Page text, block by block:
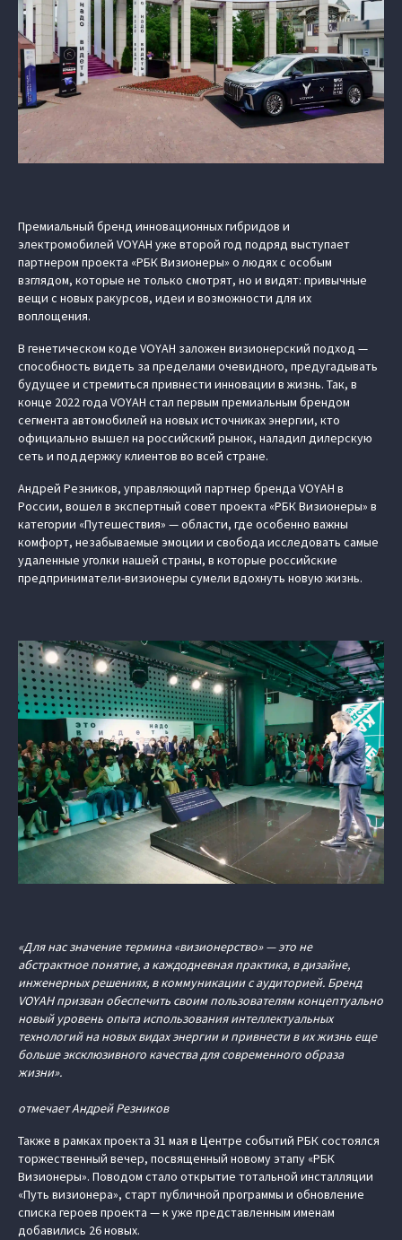
Премиальный бренд инновационных гибридов и
электромобилей VOYAH уже второй год подряд выступает
партнером проекта «РБК Визионеры» о людях с особым
взглядом, которые не только смотрят, но и видят: привычные
вещи с новых ракурсов, идеи и возможности для их
воплощения.
В генетическом коде VOYAH заложен визионерский подход —
способность видеть за пределами очевидного, предугадывать
будущее и стремиться привнести инновации в жизнь. Так, в
конце 2022 года VOYAH стал первым премиальным брендом
сегмента автомобилей на новых источниках энергии, кто
официально вышел на российский рынок, наладил дилерскую
сеть и поддержку клиентов во всей стране.
Андрей Резников, управляющий партнер бренда VOYAH в
России, вошел в экспертный совет проекта «РБК Визионеры» в
категории «Путешествия» — области, где особенно важны
комфорт, незабываемые эмоции и свобода исследовать самые
удаленные уголки нашей страны, в которые российские
предприниматели-визионеры сумели вдохнуть новую жизнь.
«Для нас значение термина «визионерство» — это не
абстрактное понятие, а каждодневная практика, в дизайне,
инженерных решениях, в коммуникации с аудиторией. Бренд
VOYAH призван обеспечить своим пользователям концептуально
новый уровень опыта использования интеллектуальных
технологий на новых видах энергии и привнести в их жизнь еще
больше эксклюзивного качества для современного образа
жизни».
отмечает Андрей Резников
Также в рамках проекта 31 мая в Центре событий РБК состоялся
торжественный вечер, посвященный новому этапу «РБК
Визионеры». Поводом стало открытие тотальной инсталляции
«Путь визионера», старт публичной программы и обновление
списка героев проекта — к уже представленным именам
добавились 26 новых.